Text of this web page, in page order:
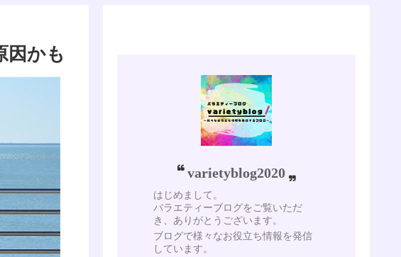
因かも
varietyblog2020
はじめまして。
バラエティーブログをご覧いただ
き、ありがとうございます。
ブログで様々なお役立ち情報を発信
しています。